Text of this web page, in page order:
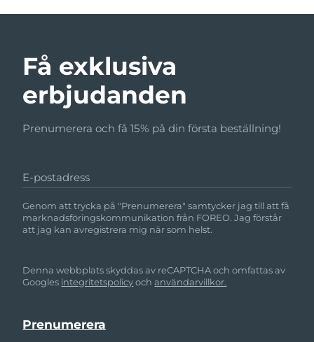
Få exklusiva
erbjudanden
Prenumerera och få 15% på din första beställning!
E-postadress
Genom att trycka på "Prenumerera" samtycker jag till att få
marknadsföringskommunikation från FOREO. Jag förstår
att jag kan avregistrera mig när som helst.
Denna webbplats skyddas av reCAPTCHA och omfattas av
Googles integritetspolicyochanvändarvillkor.